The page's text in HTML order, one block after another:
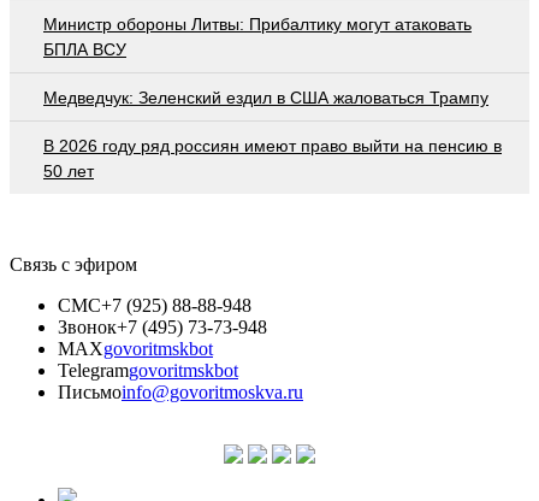
Министр обороны Литвы: Прибалтику могут атаковать
БПЛА ВСУ
Медведчук: Зеленский ездил в США жаловаться Трампу
В 2026 году ряд россиян имеют право выйти на пенсию в
50 лет
Связь с эфиром
СМС+7 (925) 88-88-948
Звонок+7 (495) 73-73-948
MAXgovoritmskbot
Telegramgovoritmskbot
Письмоinfo@govoritmoskva.ru